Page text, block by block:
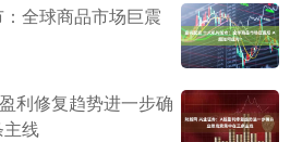
全球商品市场巨震
利修复趋势进一步确
线